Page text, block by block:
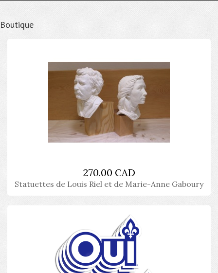
Boutique
270.00 CAD
Statuettes de Louis Riel et de Marie-Anne Gaboury